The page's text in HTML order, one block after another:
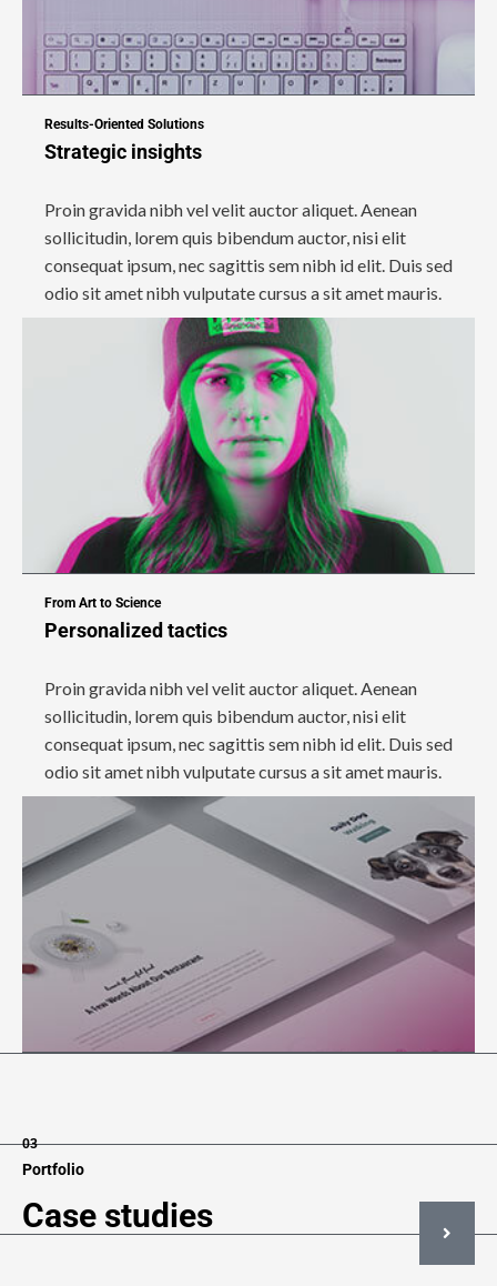
Results-Oriented Solutions
Strategic insights
Proin gravida nibh vel velit auctor aliquet. Aenean
sollicitudin, lorem quis bibendum auctor, nisi elit
consequat ipsum, nec sagittis sem nibh id elit. Duis sed
odio sit amet nibh vulputate cursus a sit amet mauris.
From Art to Science
Personalized tactics
Proin gravida nibh vel velit auctor aliquet. Aenean
sollicitudin, lorem quis bibendum auctor, nisi elit
consequat ipsum, nec sagittis sem nibh id elit. Duis sed
odio sit amet nibh vulputate cursus a sit amet mauris.
03
Portfolio
Case studies